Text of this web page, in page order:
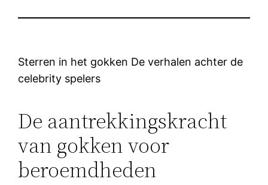
Sterren in het gokken De verhalen achter de
celebrity spelers
De aantrekkingskracht
van gokken voor
beroemdheden